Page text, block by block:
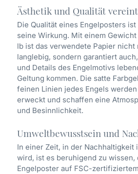
Ästhetik und Qualität vereint
Die Qualität eines Engelposters
seine Wirkung. Mit einem
lb ist das verwendete Papier nicht
langlebig, sondern garantiert
und Details des Engelmotivs
Geltung kommen. Die satte
feinen Linien jedes Engels
erweckt und schaffen eine
und Besinnlichkeit.
Umweltbewusstsein und
In einer Zeit, in der Nachhaltigkeit
wird, ist es beruhigend zu wissen,
Engelposter auf FSC-